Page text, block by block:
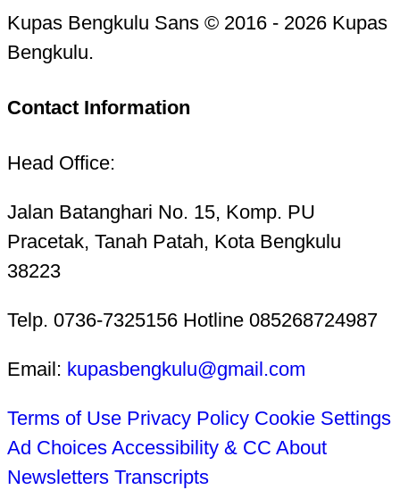
Kupas Bengkulu Sans © 2016 - 2026 Kupas
Bengkulu.
Contact Information
Head Office:
Jalan Batanghari No. 15, Komp. PU
Pracetak, Tanah Patah, Kota Bengkulu
38223
Telp. 0736-7325156 Hotline 085268724987
Email: kupasbengkulu@gmail.com
Terms of Use Privacy Policy Cookie Settings
Ad Choices Accessibility & CC About
Newsletters Transcripts